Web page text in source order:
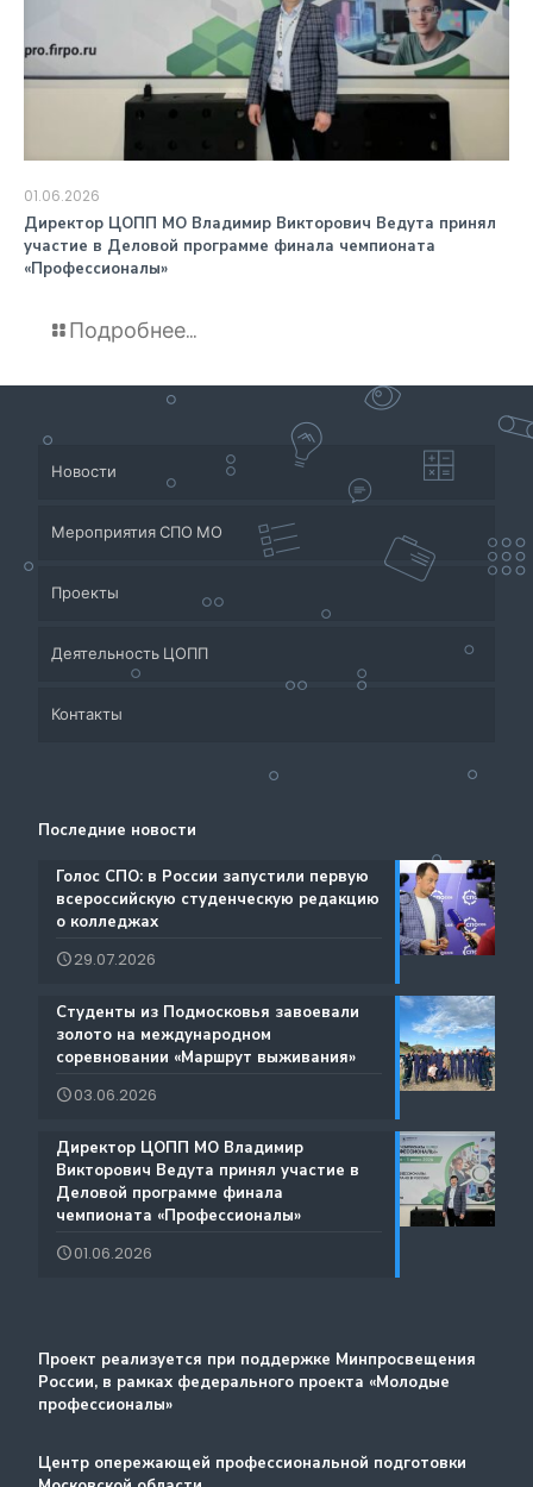
01.06.2026
️Директор ЦОПП МО Владимир Викторович Ведута принял
участие в Деловой программе финала чемпионата
«Профессионалы»
Подробнее...
Новости
Мероприятия СПО МО
Проекты
Приёмная кампания
Система СПО Московской области
Аналитический отдел содействия трудоустройству
Каталог образовательных программ
Международная деятельность
Региональный проект по Профориентации
Дополнительные образовательные услуги
Методический портал
Деятельность ЦОПП
Банк партнеров
Центр содействия занятости учащейся молодежи и
Документы
Истории Успеха
Благодарности
Фестиваль профессий «Путь навыков»
Атлас доступных профессий для лиц с
интеллектуальными нарушениями
Контакты
Ресурсы ЦОПП МО
Последние новости
️Голос СПО: в России запустили первую
всероссийскую студенческую редакцию
о колледжах
29.07.2026
️Студенты из Подмосковья завоевали
золото на международном
соревновании «Маршрут выживания»
03.06.2026
️Директор ЦОПП МО Владимир
Викторович Ведута принял участие в
Деловой программе финала
чемпионата «Профессионалы»
01.06.2026
Проект реализуется при поддержке Минпросвещения
России, в рамках федерального проекта «Молодые
профессионалы»
Центр опережающей профессиональной подготовки